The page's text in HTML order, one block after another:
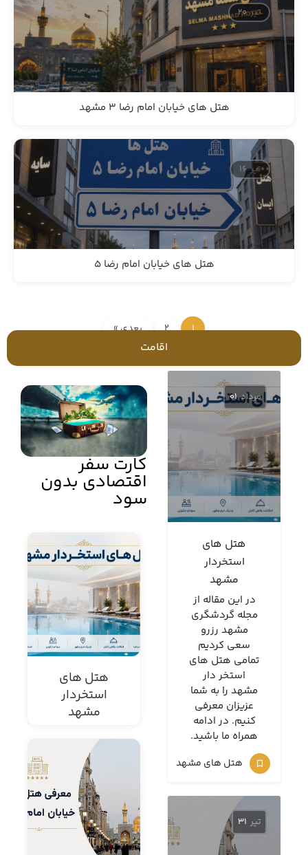
تیر 20
هتل های خیابان امام رضا 3 مشهد
تیر 16
هتل های خیابان امام رضا 5
1
2 بعدی »
اقامت
مرداد 01
هتل های
استخردار
مشهد
در این مقاله از
مجله گردشگری
مشهد رزرو
سعی کردیم
تمامی هتل های
استخر دار
مشهد را به شما
عزیزان معرفی
کنیم. در ادامه
همراه ما باشید.
هتل های مشهد
تیر 31
کارت سفر
اقتصادی بدون
سود
هتل های
استخردار
مشهد